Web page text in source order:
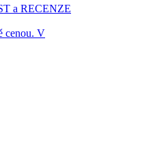
a RECENZE
cenou. V